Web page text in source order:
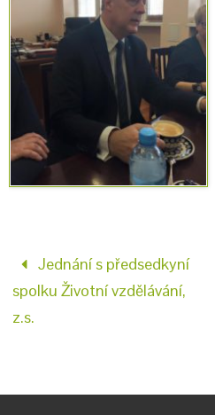
Jednání s předsedkyní
spolku Životní vzdělávání,
z.s.